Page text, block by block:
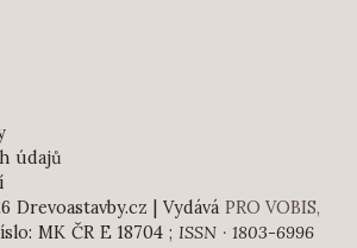
údajů
| Vydává PRO VOBIS,
MK ČR E 18704 ; ISSN · 1803-6996